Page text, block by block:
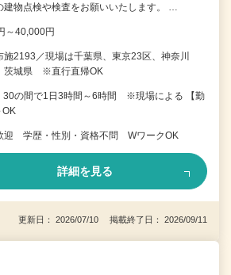
建物点検や検査をお願いいたします。 …
～40,000円
施2193／現場は千葉県、東京23区、神奈川
茨城県 ※直行直帰OK
30の間で1日3時間～6時間 ※現場による 【勤
迎 学歴・性別・資格不問 WワークOK
詳細を見る
更新日： 2026/07/10 掲載終了日： 2026/09/11